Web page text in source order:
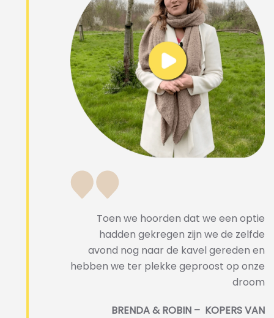
Toen we hoorden dat we een optie
hadden gekregen zijn we de zelfde
avond nog naar de kavel gereden en
hebben we ter plekke geproost op onze
droom
BRENDA & ROBIN – KOPERS VAN